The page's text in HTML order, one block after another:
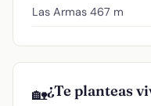
Las Armas 467 m
🏡¿Te planteas